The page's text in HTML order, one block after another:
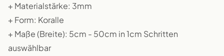
+ Materialstärke: 3mm
+ Form: Koralle
+ Maße (Breite): 5cm - 50cm in 1cm Schritten
auswählbar